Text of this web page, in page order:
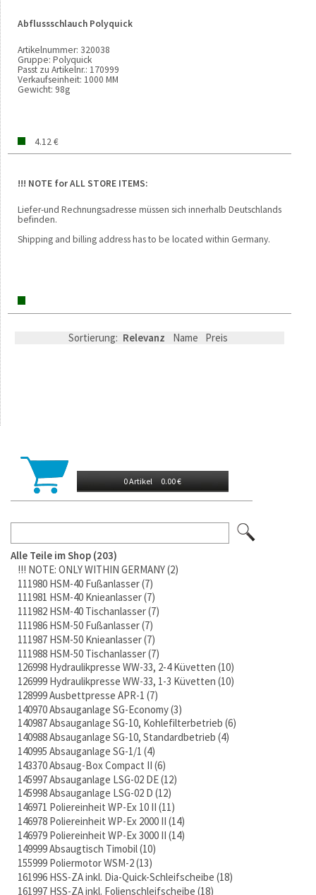
0 Artikel 0.00 €
Alle Teile im Shop 203
!!! NOTE: ONLY WITHIN GERMANY 2
111980 HSM-40 Fußanlasser 7
111981 HSM-40 Knieanlasser 7
111982 HSM-40 Tischanlasser 7
111986 HSM-50 Fußanlasser 7
111987 HSM-50 Knieanlasser 7
111988 HSM-50 Tischanlasser 7
126998 Hydraulikpresse WW-33, 2-4 Küvetten 10
126999 Hydraulikpresse WW-33, 1-3 Küvetten 10
128999 Ausbettpresse APR-1 7
140970 Absauganlage SG-Economy 3
140987 Absauganlage SG-10, Kohlefilterbetrieb 6
140988 Absauganlage SG-10, Standardbetrieb 4
140995 Absauganlage SG-1/1 4
143370 Absaug-Box Compact II 6
145997 Absauganlage LSG-02 DE 12
145998 Absauganlage LSG-02 D 12
146971 Poliereinheit WP-Ex 10 II 11
146978 Poliereinheit WP-Ex 2000 II 14
146979 Poliereinheit WP-Ex 3000 II 14
149999 Absaugtisch Timobil 10
155999 Poliermotor WSM-2 13
161996 HSS-ZA inkl. Dia-Quick-Schleifscheibe 18
161997 HSS-ZA inkl. Folienschleifscheibe 18
Abflussschlauch Polyquick
Artikelnummer: 320038
Gruppe: Polyquick
Passt zu Artikelnr.: 170999
Verkaufseinheit: 1000 MM
Gewicht: 98g
4.12 €
!!! NOTE for ALL STORE ITEMS:
Liefer-und Rechnungsadresse müssen sich innerhalb Deutschlands
befinden.
Shipping and billing address has to be located within Germany.
Sortierung: Relevanz Name Preis